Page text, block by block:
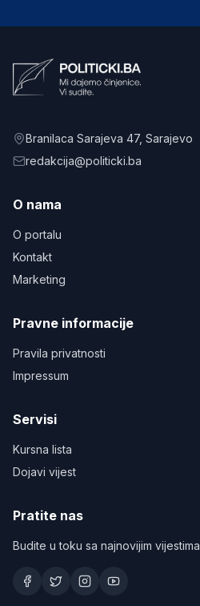
Branilaca Sarajeva 47, Sarajevo
redakcija@politicki.ba
O nama
O portalu
Kontakt
Marketing
Pravne informacije
Pravila privatnosti
Impressum
Servisi
Kursna lista
Dojavi vijest
Pratite nas
Budite u toku sa najnovijim vijestima